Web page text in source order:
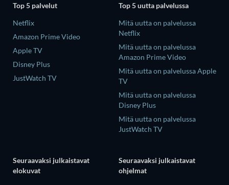
Top 5 palvelut
Netflix
Amazon Prime Video
Apple TV
Disney Plus
JustWatch TV
Top 5 uutta palvelussa
Mitä uutta on palvelussa
Netflix
Mitä uutta on palvelussa
Amazon Prime Video
Mitä uutta on palvelussa Apple
TV
Mitä uutta on palvelussa
Disney Plus
Mitä uutta on palvelussa
JustWatch TV
Seuraavaksi julkaistavat
elokuvat
Seuraavaksi julkaistavat
ohjelmat